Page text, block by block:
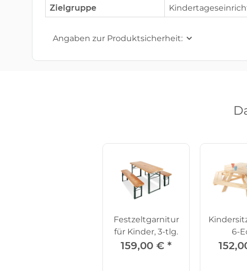
Zielgruppe
Angaben zur Produktsicherheit:
Festzeltgarnitur
für Kinder, 3-tlg.
159,00 € *
6-